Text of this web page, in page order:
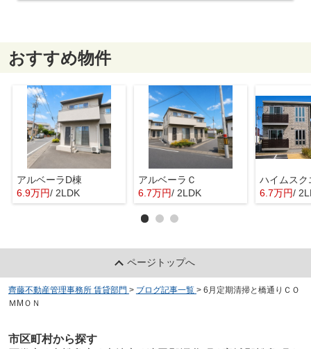
おすすめ物件
アルベーラD棟
6.9万円/ 2LDK
アルベーラＣ
6.7万円/ 2LDK 6.7万円/
ページトップへ
齊藤不動産管理事務所 賃貸部門 > ブログ記事一覧 > 6月定期清掃と橋通りＣＯ
ＭMＯＮ
市区町村から探す